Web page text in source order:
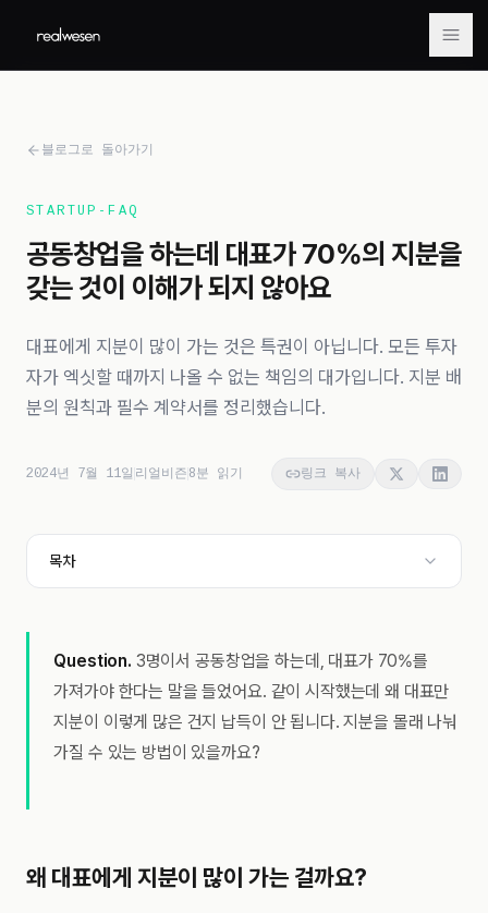
메뉴
블로그로 돌아가기
STARTUP-FAQ
공동창업을 하는데 대표가 70%의 지분을
갖는 것이 이해가 되지 않아요
대표에게 지분이 많이 가는 것은 특권이 아닙니다. 모든 투자
자가 엑싯할 때까지 나올 수 없는 책임의 대가입니다. 지분 배
분의 원칙과 필수 계약서를 정리했습니다.
2024년 7월 11일 리얼비즌 8분 읽기 링크 복사
목차
Question. 3명이서 공동창업을 하는데, 대표가 70%를
가져가야 한다는 말을 들었어요. 같이 시작했는데 왜 대표만
지분이 이렇게 많은 건지 납득이 안 됩니다. 지분을 몰래 나눠
가질 수 있는 방법이 있을까요?
왜 대표에게 지분이 많이 가는 걸까요?